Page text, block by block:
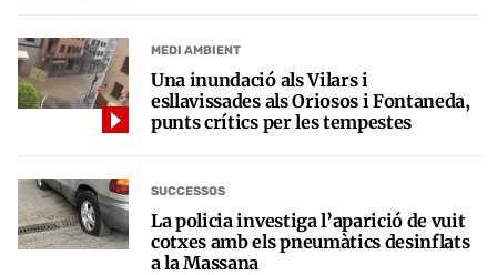
MEDI AMBIENT
Una inundació als Vilars i
esllavissades als Oriosos i Fontaneda,
punts crítics per les tempestes
SUCCESSOS
La policia investiga l’aparició de vuit
cotxes amb els pneumàtics desinflats
a la Massana